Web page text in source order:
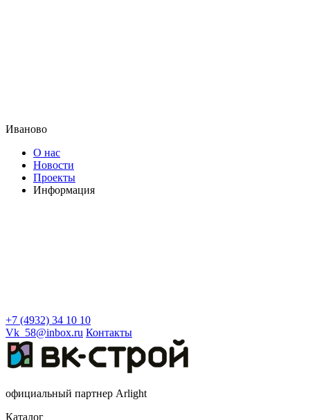
Иваново
О нас
Новости
Проекты
Информация
+7 (4932) 34 10 10
Vk_58@inbox.ru Контакты
официальный партнер Arlight
Каталог